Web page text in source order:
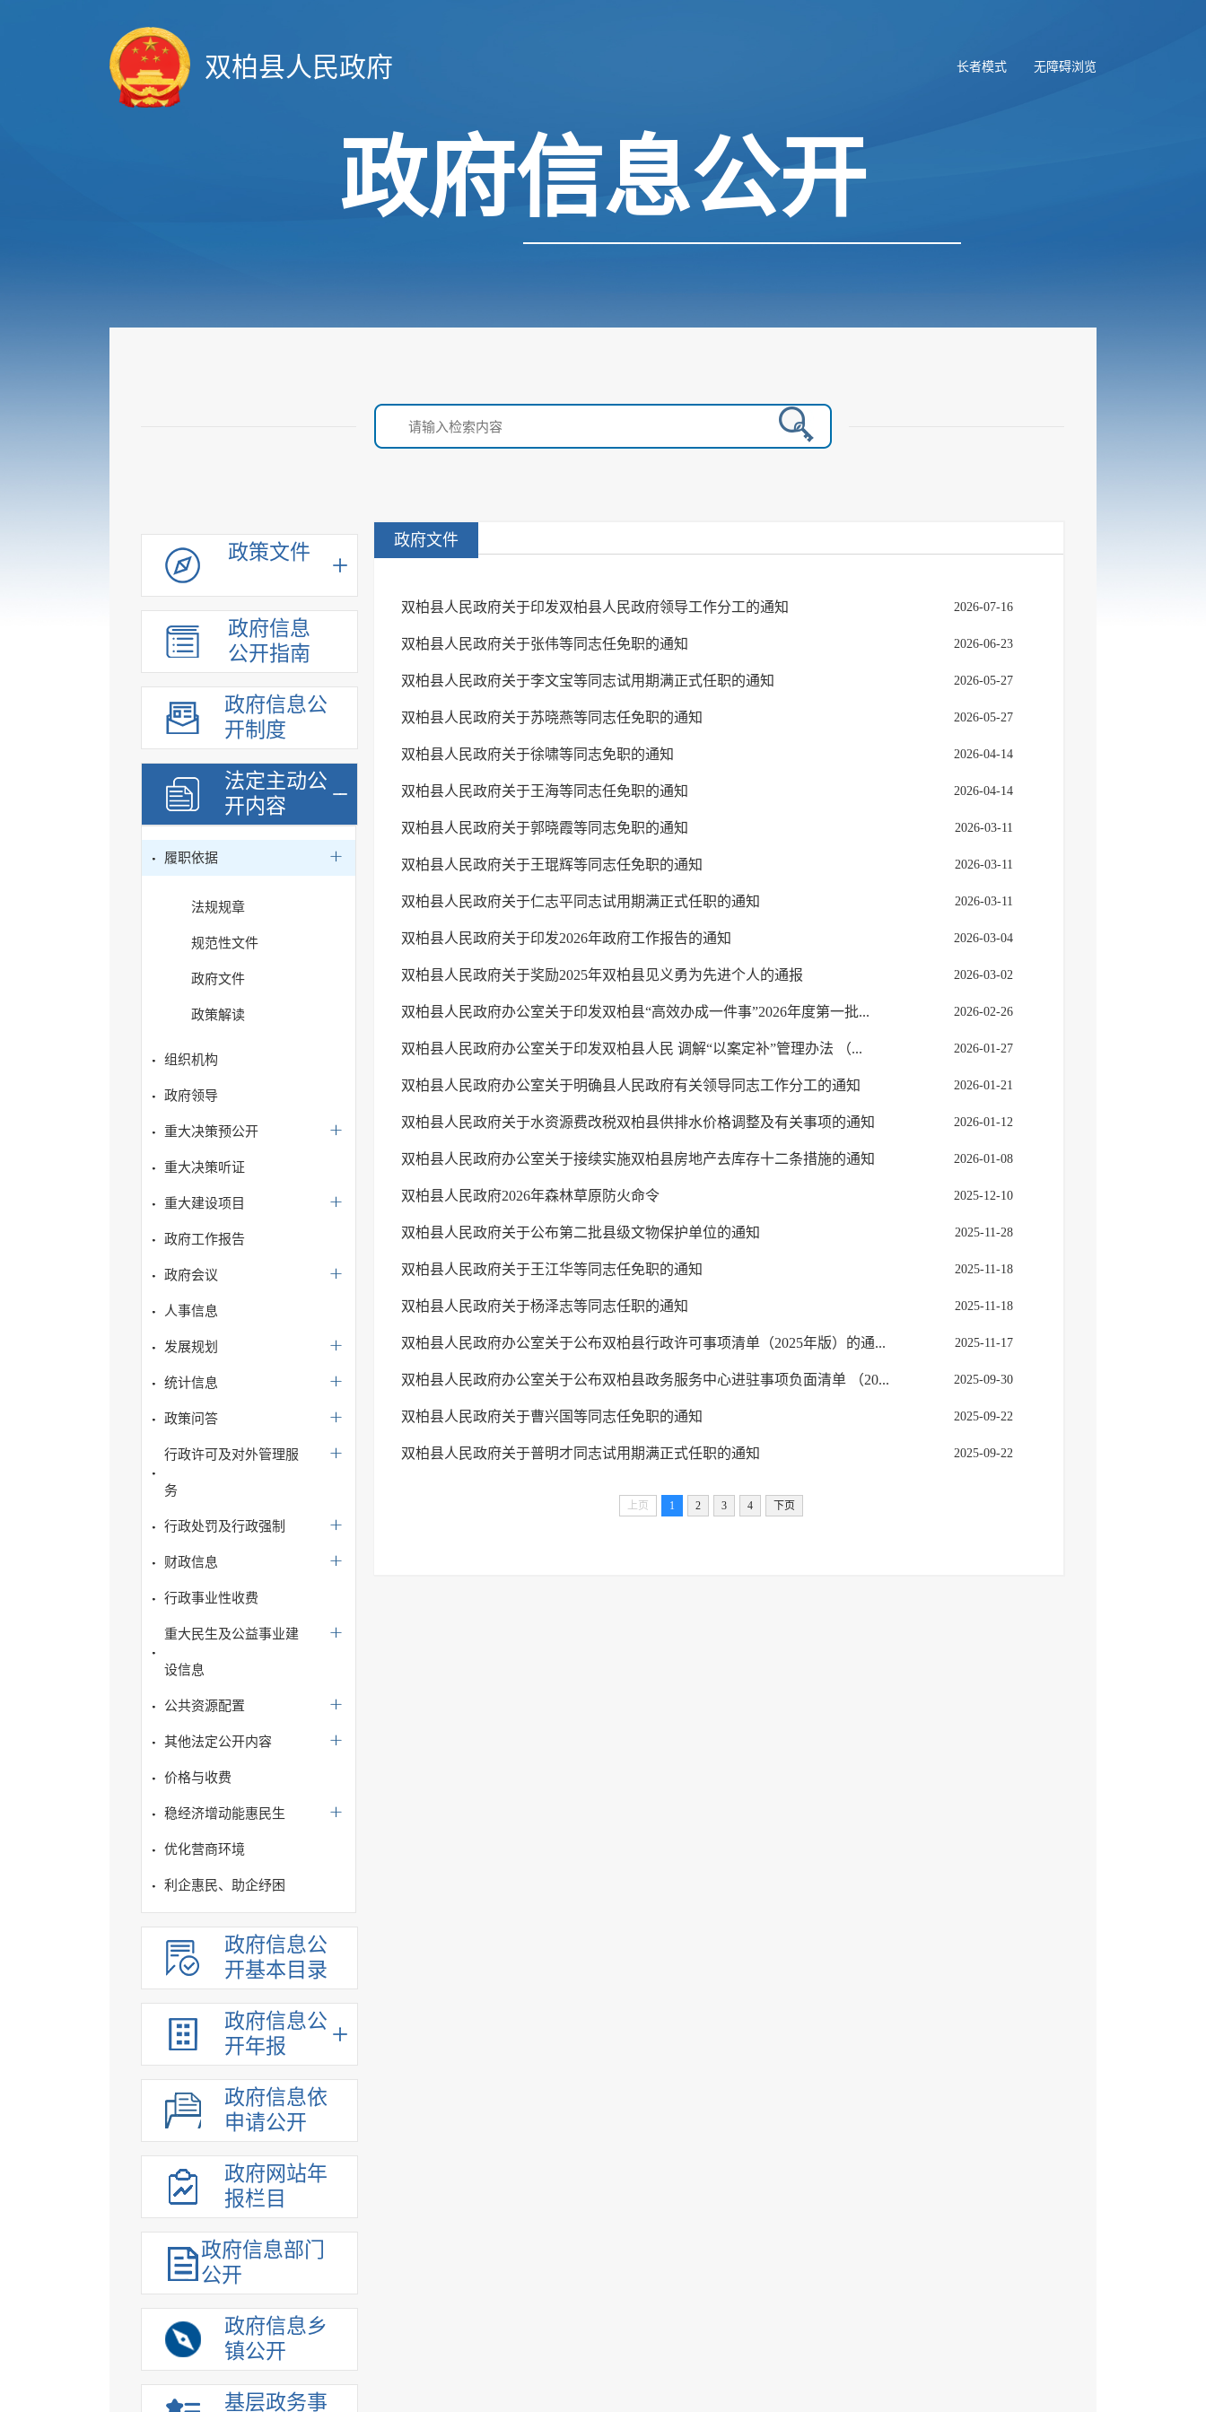
无障碍浏览
长者模式
双柏县人民政府
政府信息公开
政策文件
政府信息
公开指南
政府信息公
开制度
法定主动公
开内容
履职依据
法规规章
规范性文件
政府文件
政策解读
组织机构
政府领导
重大决策预公开
重大决策听证
重大建设项目
政府工作报告
政府会议
人事信息
发展规划
统计信息
政策问答
行政许可及对外管理服
务
行政处罚及行政强制
财政信息
行政事业性收费
重大民生及公益事业建
设信息
公共资源配置
其他法定公开内容
价格与收费
稳经济增动能惠民生
优化营商环境
利企惠民、助企纾困
政府信息公
开基本目录
政府信息公
开年报
政府信息依
申请公开
政府网站年
报栏目
政府信息部门
公开
政府信息乡
镇公开
基层政务事
政府文件
2026-07-16
双柏县人民政府关于印发双柏县人民政府领导工作分工的通知
2026-06-23
双柏县人民政府关于张伟等同志任免职的通知
2026-05-27
双柏县人民政府关于李文宝等同志试用期满正式任职的通知
2026-05-27
双柏县人民政府关于苏晓燕等同志任免职的通知
2026-04-14
双柏县人民政府关于徐啸等同志免职的通知
2026-04-14
双柏县人民政府关于王海等同志任免职的通知
2026-03-11
双柏县人民政府关于郭晓霞等同志免职的通知
2026-03-11
双柏县人民政府关于王琨辉等同志任免职的通知
2026-03-11
双柏县人民政府关于仁志平同志试用期满正式任职的通知
2026-03-04
双柏县人民政府关于印发2026年政府工作报告的通知
2026-03-02
双柏县人民政府关于奖励2025年双柏县见义勇为先进个人的通报
2026-02-26
双柏县人民政府办公室关于印发双柏县“高效办成一件事”2026年度第一批...
2026-01-27
双柏县人民政府办公室关于印发双柏县人民 调解“以案定补”管理办法 （...
2026-01-21
双柏县人民政府办公室关于明确县人民政府有关领导同志工作分工的通知
2026-01-12
双柏县人民政府关于水资源费改税双柏县供排水价格调整及有关事项的通知
2026-01-08
双柏县人民政府办公室关于接续实施双柏县房地产去库存十二条措施的通知
2025-12-10
双柏县人民政府2026年森林草原防火命令
2025-11-28
双柏县人民政府关于公布第二批县级文物保护单位的通知
2025-11-18
双柏县人民政府关于王江华等同志任免职的通知
2025-11-18
双柏县人民政府关于杨泽志等同志任职的通知
2025-11-17
双柏县人民政府办公室关于公布双柏县行政许可事项清单（2025年版）的通...
2025-09-30
双柏县人民政府办公室关于公布双柏县政务服务中心进驻事项负面清单 （20...
2025-09-22
双柏县人民政府关于曹兴国等同志任免职的通知
2025-09-22
双柏县人民政府关于普明才同志试用期满正式任职的通知
上页 1 2 3 4 下页